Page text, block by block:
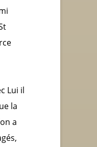
Lui il
la
a